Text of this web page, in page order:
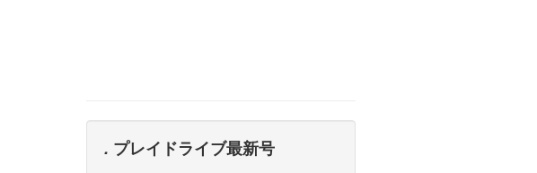
. プレイドライブ最新号